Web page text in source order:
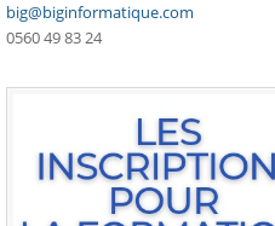
big@biginformatique.com
0560 49 83 24